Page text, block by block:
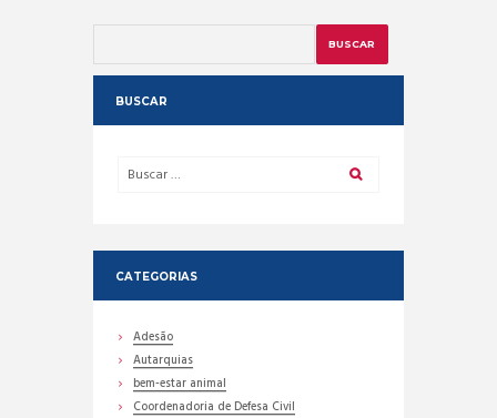
BUSCAR
CATEGORIAS
Adesão
Autarquias
bem-estar animal
Coordenadoria de Defesa Civil